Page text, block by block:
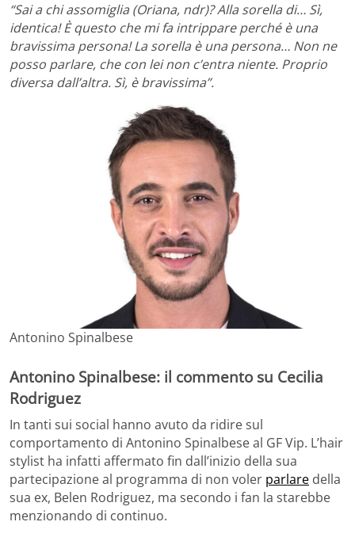
“Sai a chi assomiglia (Oriana, ndr)? Alla sorella di… Sì,
identica! È questo che mi fa intrippare perché è una
bravissima persona! La sorella è una persona… Non ne
posso parlare, che con lei non c’entra niente. Proprio
diversa dall’altra. Sì, è bravissima”.
Antonino Spinalbese
Antonino Spinalbese: il commento su Cecilia
Rodriguez
In tanti sui social hanno avuto da ridire sul
comportamento di Antonino Spinalbese al GF Vip. L’hair
stylist ha infatti affermato fin dall’inizio della sua
partecipazione al programma di non voler parlare della
sua ex, Belen Rodriguez, ma secondo i fan la starebbe
menzionando di continuo.